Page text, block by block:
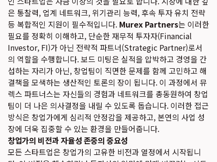
은 통찰력, 업계 네트워크, 위기관리 능력, 후속 투자 유치 전략
등 복합적인 지원이 필수적입니다. Murex Partners는 이러한
필요를 정확히 이해하고, 단순한 재무적 투자자(Financial
Investor, FI)가 아닌 전략적 파트너(Strategic Partner)로서
의 역할을 수행합니다. 보드 미팅은 실적을 압박하고 경영을 간
섭하는 자리가 아닌, 창업팀이 직면한 문제를 함께 고민하고 해
결책을 모색하는 생산적인 토론의 장이 됩니다. 이 과정에서 뮤
렉스 파트너스는 자신들의 경험과 네트워크를 총동원하여 창업
팀이 더 나은 의사결정을 내릴 수 있도록 돕습니다. 이러한 접근
방식은 창업가에게 심리적 안정감을 제공하고, 본연의 사업 성
장에 더욱 집중할 수 있는 환경을 만들어줍니다.
창업가의 비전과 자율성 존중의 중요성
모든 스타트업은 창업가의 고유한 비전과 열정에서 시작됩니